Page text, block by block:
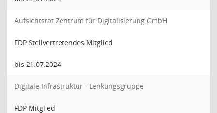
Aufsichtsrat Zentrum für Digitalisierung GmbH
FDP Stellvertretendes Mitglied
bis 21.07.2024
Digitale Infrastruktur - Lenkungsgruppe
FDP Mitglied